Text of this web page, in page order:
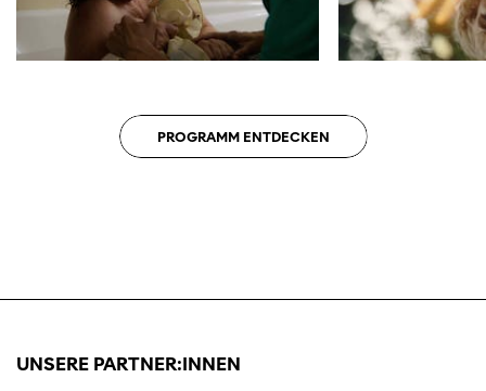
PROGRAMM ENTDECKEN
UNSERE PARTNER:INNEN